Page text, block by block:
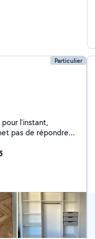
Particulier
l'instant,
pas de répondre